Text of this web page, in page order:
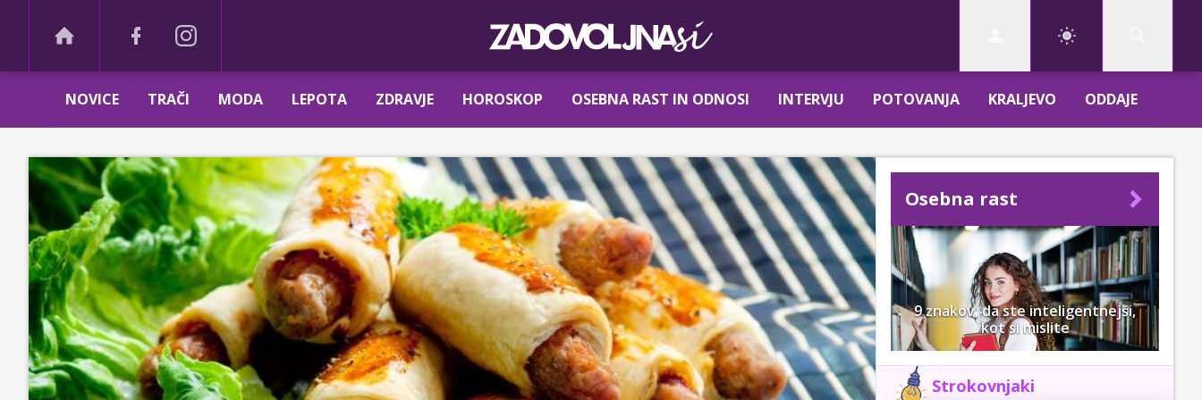
NOVICE TRAČI MODA LEPOTA ZDRAVJE HOROSKOP OSEBNA RAST IN ODNOSI INTERVJU POTOVANJA KRALJEVO ODDAJE
Osebna rast
9 znakov, da ste inteligentnejši,
kot si mislite
Strokovnjaki